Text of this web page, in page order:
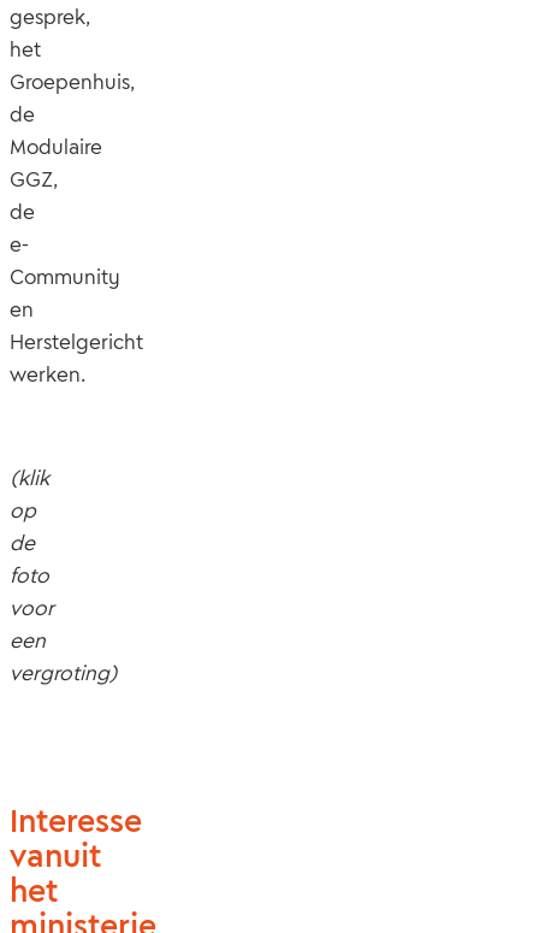
gesprek,
het
Groepenhuis,
de
Modulaire
GGZ,
de
e-
Community
en
Herstelgericht
werken.
(klik
op
de
foto
voor
een
vergroting)
Interesse
vanuit
het